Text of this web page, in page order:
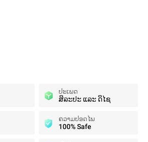
ປະເພດ
ສິລະປະ ແລະ ດິໄຊ
ຄວາມປອດໄພ
100% Safe